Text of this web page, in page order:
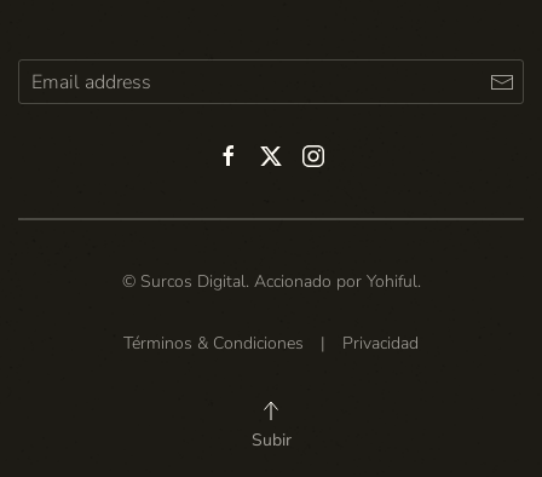
© Surcos Digital. Accionado por Yohiful.
Términos & Condiciones | Privacidad
Subir